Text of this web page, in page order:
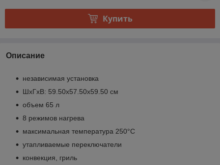
Купить
Описание
независимая установка
ШхГхВ: 59.50х57.50х59.50 см
объем 65 л
8 режимов нагрева
максимальная температура 250°C
утапливаемые переключатели
конвекция, гриль